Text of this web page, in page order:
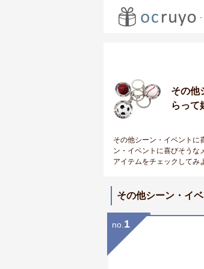
その他
らって
その他シーン・イベントに
ン・イベントに喜びそうな
アイテムをチェックしてみ
その他シーン・イ
no. 1